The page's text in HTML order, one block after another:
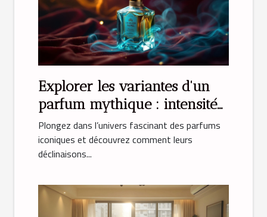
Explorer les variantes d'un
parfum mythique : intensité
et émotion
Plongez dans l’univers fascinant des parfums
iconiques et découvrez comment leurs
déclinaisons...